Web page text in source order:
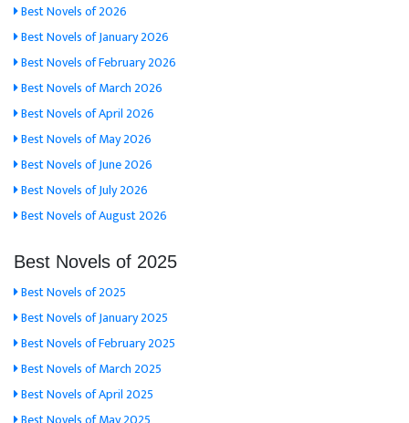
Best Novels of 2026
Best Novels of January 2026
Best Novels of February 2026
Best Novels of March 2026
Best Novels of April 2026
Best Novels of May 2026
Best Novels of June 2026
Best Novels of July 2026
Best Novels of August 2026
Best Novels of 2025
Best Novels of 2025
Best Novels of January 2025
Best Novels of February 2025
Best Novels of March 2025
Best Novels of April 2025